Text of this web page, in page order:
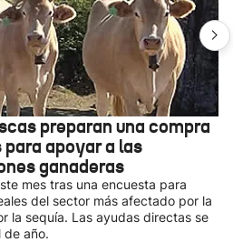
preparan una compra
apoyar a las
ganaderas
mes tras una encuesta para
del sector más afectado por la
la sequía. Las ayudas directas se
de año.